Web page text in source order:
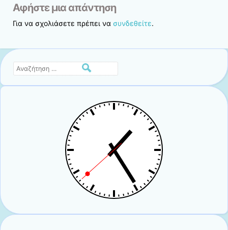
Αφήστε μια απάντηση
Για να σχολιάσετε πρέπει νασυνδεθείτε.
Αναζήτηση